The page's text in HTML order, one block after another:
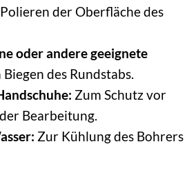
der Oberfläche des
oder andere geeignete
Biegen des Rundstabs.
Zum Schutz vor
Bearbeitung.
Zur Kühlung des Bohrers